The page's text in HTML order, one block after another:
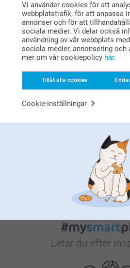
Vi använder cookies för att
webbplatstrafik, för att anpassa
annonser och för att
sociala medier. Vi delar också
användning av vår webbplats
sociala medier, annonsering och
mer om vår cookiepolicy här.
Tillåt alla cookies
Cookie-inställningar
Nöjd
Bonus på alla
Letar du efter